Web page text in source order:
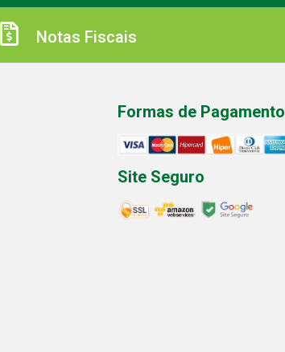
Notas Fiscais
Formas de Pagamento
Site Seguro